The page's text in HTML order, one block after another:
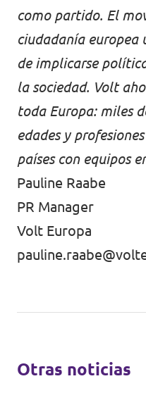
como partido. El
ciudadanía europea
de implicarse
la sociedad. Volt
toda Europa: miles
edades y
países con equipos
Pauline Raabe
PR Manager
Volt Europa
Otras noticias